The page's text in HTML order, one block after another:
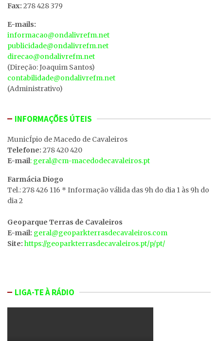
Fax: 278 428 379
E-mails:
informacao@ondalivrefm.net
publicidade@ondalivrefm.net
direcao@ondalivrefm.net
(Direção: Joaquim Santos)
contabilidade@ondalivrefm.net
(Administrativo)
INFORMAÇÕES ÚTEIS
MunicÍpio de Macedo de Cavaleiros
Telefone: 278 420 420
E-mail: geral@cm-macedodecavaleiros.pt
Farmácia Diogo
Tel.: 278 426 116 * Informação válida das 9h do dia 1 às 9h do
dia 2
Geoparque Terras de Cavaleiros
E-mail: geral@geoparkterrasdecavaleiros.com
Site: https://geoparkterrasdecavaleiros.pt/p/pt/
LIGA-TE À RÁDIO